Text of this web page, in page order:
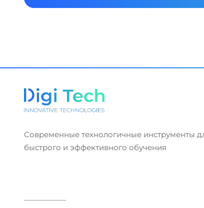
Современные технологичные инструменты
быстрого и эффективного обучения